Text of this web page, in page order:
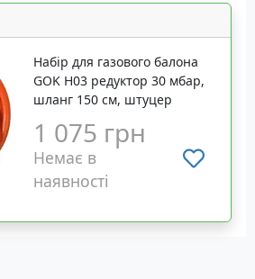
Набір для газового балона
GOK H03 редуктор 30 мбар,
шланг 150 см, штуцер
1 075 грн
Немає в
наявності